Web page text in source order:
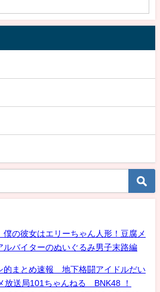
の彼女はエリーちゃん人形！豆腐メ
ルバイターのぬいぐるみ男子末路編
まとめ速報 地下格闘アイドルだい
送局101ちゃんねる BNK48 ！